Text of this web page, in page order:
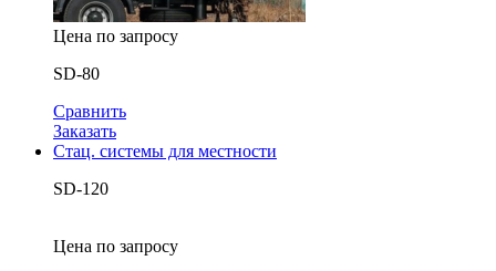
Цена по запросу
SD-80
Сравнить
Заказать
Стац. системы для местности
SD-120
Цена по запросу